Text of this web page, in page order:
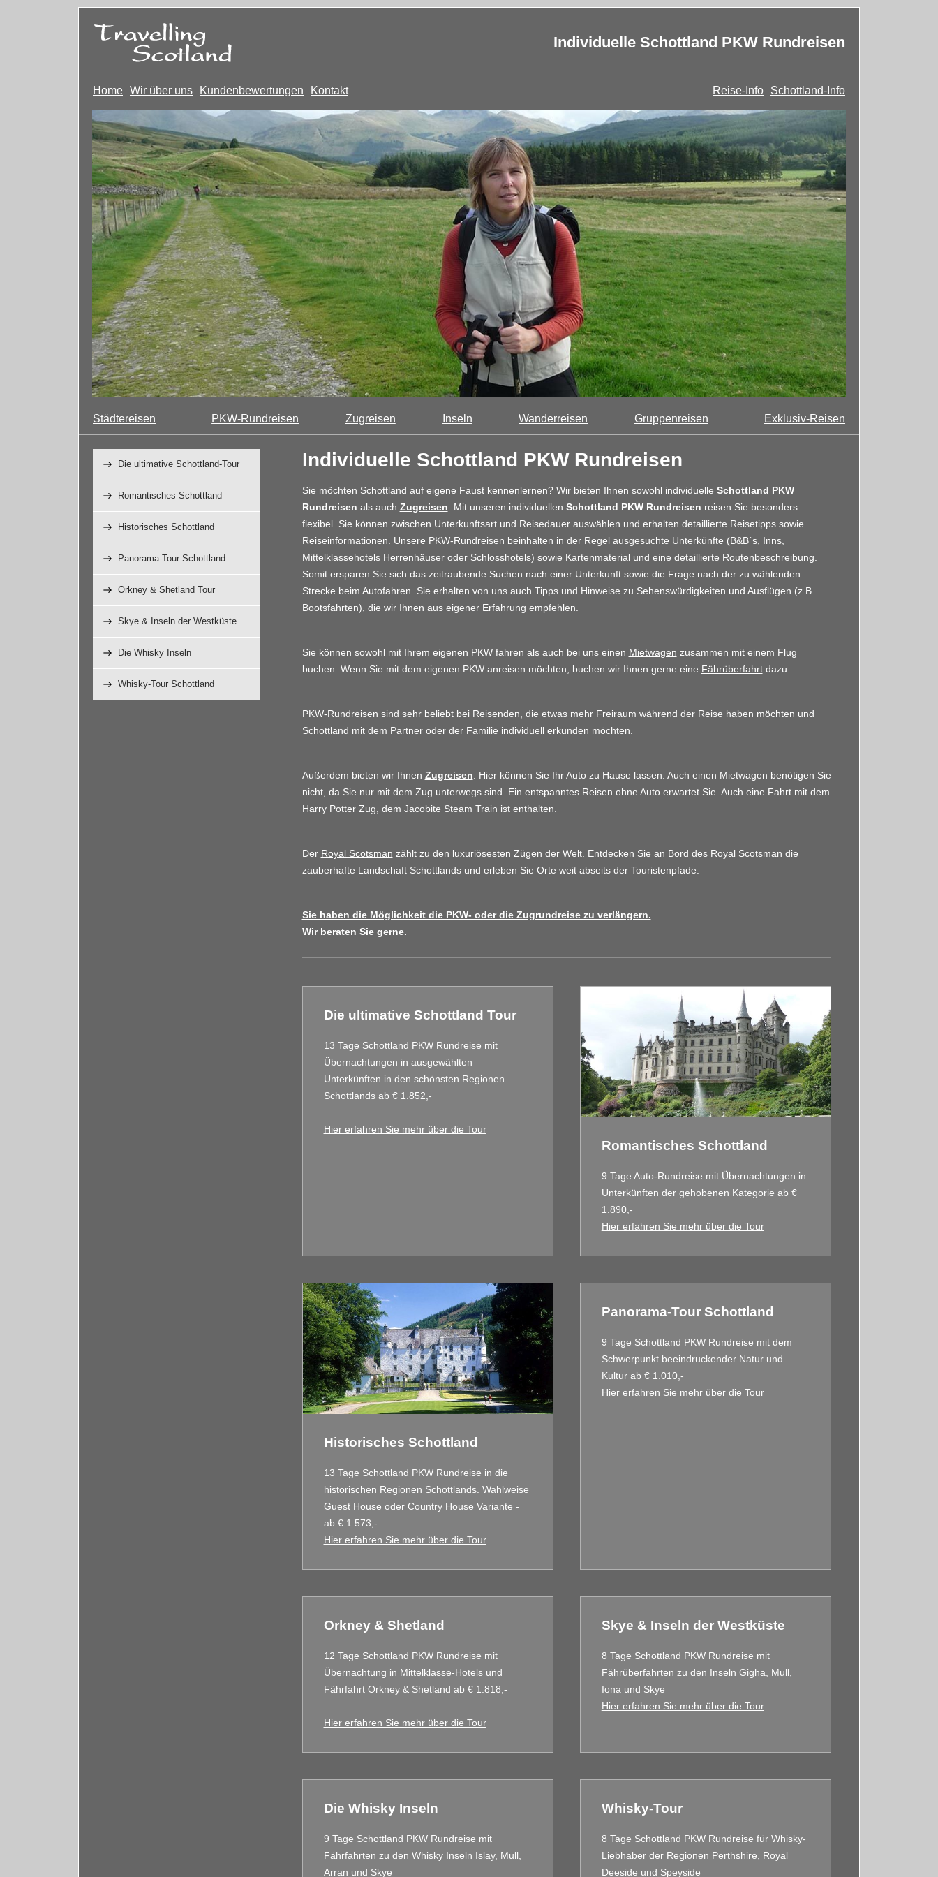
Individuelle Schottland PKW Rundreisen
Home Wir über uns Kundenbewertungen Kontakt Reise-Info Schottland-Info
Städtereisen PKW-Rundreisen Zugreisen Inseln Wanderreisen Gruppenreisen Exklusiv-Reisen
Individuelle Schottland PKW Rundreisen
Sie möchten Schottland auf eigene Faust kennenlernen? Wir bieten Ihnen sowohl individuelle Schottland PKW
Rundreisen als auch Zugreisen . Mit unseren individuellen Schottland PKW Rundreisen reisen Sie besonders
flexibel. Sie können zwischen Unterkunftsart und Reisedauer auswählen und erhalten detaillierte Reisetipps sowie
Reiseinformationen. Unsere PKW-Rundreisen beinhalten in der Regel ausgesuchte Unterkünfte (B&B´s, Inns,
Mittelklassehotels Herrenhäuser oder Schlosshotels) sowie Kartenmaterial und eine detaillierte Routenbeschreibung.
Somit ersparen Sie sich das zeitraubende Suchen nach einer Unterkunft sowie die Frage nach der zu wählenden
Strecke beim Autofahren. Sie erhalten von uns auch Tipps und Hinweise zu Sehenswürdigkeiten und Ausflügen (z.B.
Bootsfahrten), die wir Ihnen aus eigener Erfahrung empfehlen.
Sie können sowohl mit Ihrem eigenen PKW fahren als auch bei uns einen Mietwagen zusammen mit einem Flug
buchen. Wenn Sie mit dem eigenen PKW anreisen möchten, buchen wir Ihnen gerne eine Fährüberfahrtdazu.
PKW-Rundreisen sind sehr beliebt bei Reisenden, die etwas mehr Freiraum während der Reise haben möchten und
Schottland mit dem Partner oder der Familie individuell erkunden möchten.
Außerdem bieten wir Ihnen Zugreisen . Hier können Sie Ihr Auto zu Hause lassen. Auch einen Mietwagen benötigen Sie
nicht, da Sie nur mit dem Zug unterwegs sind. Ein entspanntes Reisen ohne Auto erwartet Sie. Auch eine Fahrt mit dem
Harry Potter Zug, dem Jacobite Steam Train ist enthalten.
Der Royal Scotsman zählt zu den luxuriösesten Zügen der Welt. Entdecken Sie an Bord des Royal Scotsman die
zauberhafte Landschaft Schottlands und erleben Sie Orte weit abseits der Touristenpfade.
Sie haben die Möglichkeit die PKW- oder die Zugrundreise zu verlängern.
Wir beraten Sie gerne.
Die ultimative Schottland Tour
13 Tage Schottland PKW Rundreise mit
Übernachtungen in ausgewählten
Unterkünften in den schönsten Regionen
Schottlands ab € 1.852,-
Hier erfahren Sie mehr über die Tour
Romantisches Schottland
9 Tage Auto-Rundreise mit Übernachtungen in
Unterkünften der gehobenen Kategorie ab €
1.890,-
Hier erfahren Sie mehr über die Tour
Historisches Schottland
13 Tage Schottland PKW Rundreise in die
historischen Regionen Schottlands. Wahlweise
Guest House oder Country House Variante -
ab € 1.573,-
Hier erfahren Sie mehr über die Tour
Panorama-Tour Schottland
9 Tage Schottland PKW Rundreise mit dem
Schwerpunkt beeindruckender Natur und
Kultur ab € 1.010,-
Hier erfahren Sie mehr über die Tour
Orkney & Shetland
12 Tage Schottland PKW Rundreise mit
Übernachtung in Mittelklasse-Hotels und
Fährfahrt Orkney & Shetland ab € 1.818,-
Hier erfahren Sie mehr über die Tour
Skye & Inseln der Westküste
8 Tage Schottland PKW Rundreise mit
Fährüberfahrten zu den Inseln Gigha, Mull,
Iona und Skye
Hier erfahren Sie mehr über die Tour
Die Whisky Inseln
9 Tage Schottland PKW Rundreise mit
Fährfahrten zu den Whisky Inseln Islay, Mull,
Arran und Skye
Whisky-Tour
8 Tage Schottland PKW Rundreise für Whisky-
Liebhaber der Regionen Perthshire, Royal
Deeside und Speyside
Die ultimative Schottland-Tour
Romantisches Schottland
Historisches Schottland
Panorama-Tour Schottland
Orkney & Shetland Tour
Skye & Inseln der Westküste
Die Whisky Inseln
Whisky-Tour Schottland